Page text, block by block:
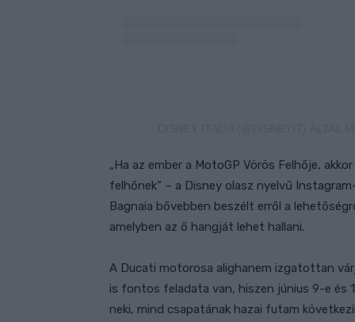
„Ha az ember a MotoGP Vörös Felhője,
felhőnek” – a Disney olasz nyelvű
Bagnaia bővebben beszélt erről a
amelyben az ő hangját lehet hallani.
A Ducati motorosa alighanem izgatottan
is fontos feladata van, hiszen június 9-e és
neki, mind csapatának hazai futam